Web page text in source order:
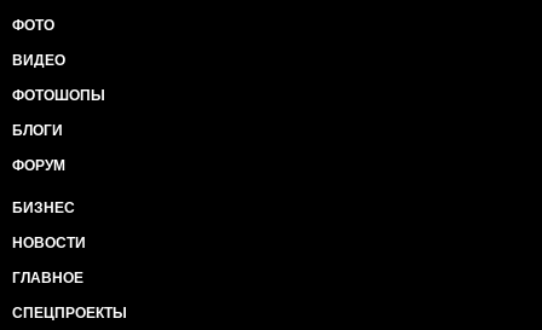
ФОТО
ВИДЕО
ФОТОШОПЫ
БЛОГИ
ФОРУМ
БИЗНЕС
НОВОСТИ
ГЛАВНОЕ
СПЕЦПРОЕКТЫ